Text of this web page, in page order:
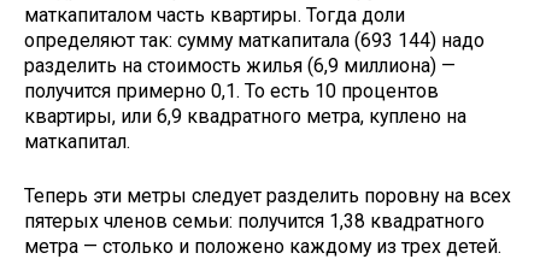
маткапиталом часть квартиры. Тогда доли
определяют так: сумму маткапитала (693 144) надо
разделить на стоимость жилья (6,9 миллиона) —
получится примерно 0,1. То есть 10 процентов
квартиры, или 6,9 квадратного метра, куплено на
маткапитал.
Теперь эти метры следует разделить поровну на всех
пятерых членов семьи: получится 1,38 квадратного
метра — столько и положено каждому из трех детей.